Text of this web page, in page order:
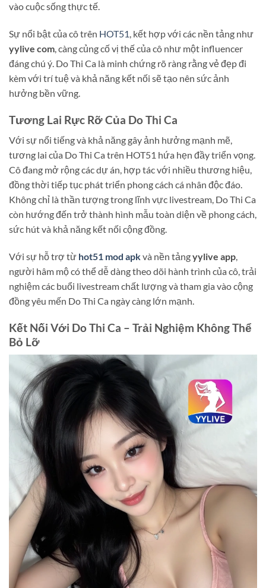
vào cuộc sống thực tế.
Sự nổi bật của cô trên HOT51 , kết hợp với các nền tảng như
yylive com , càng củng cố vị thế của cô như một influencer
đáng chú ý. Do Thi Ca là minh chứng rõ ràng rằng vẻ đẹp đi
kèm với trí tuệ và khả năng kết nối sẽ tạo nên sức ảnh
hưởng bền vững.
Tương Lai Rực Rỡ Của Do Thi Ca
Với sự nổi tiếng và khả năng gây ảnh hưởng mạnh mẽ,
tương lai của Do Thi Ca trên HOT51 hứa hẹn đầy triển vọng.
Cô đang mở rộng các dự án, hợp tác với nhiều thương hiệu,
đồng thời tiếp tục phát triển phong cách cá nhân độc đáo.
Không chỉ là thần tượng trong lĩnh vực livestream, Do Thi Ca
còn hướng đến trở thành hình mẫu toàn diện về phong cách,
sức hút và khả năng kết nối cộng đồng.
Với sự hỗ trợ từ hot51 mod apkvà nền tảngyylive app,
người hâm mộ có thể dễ dàng theo dõi hành trình của cô, trải
nghiệm các buổi livestream chất lượng và tham gia vào cộng
đồng yêu mến Do Thi Ca ngày càng lớn mạnh.
Kết Nối Với Do Thi Ca – Trải Nghiệm Không Thể
Bỏ Lỡ